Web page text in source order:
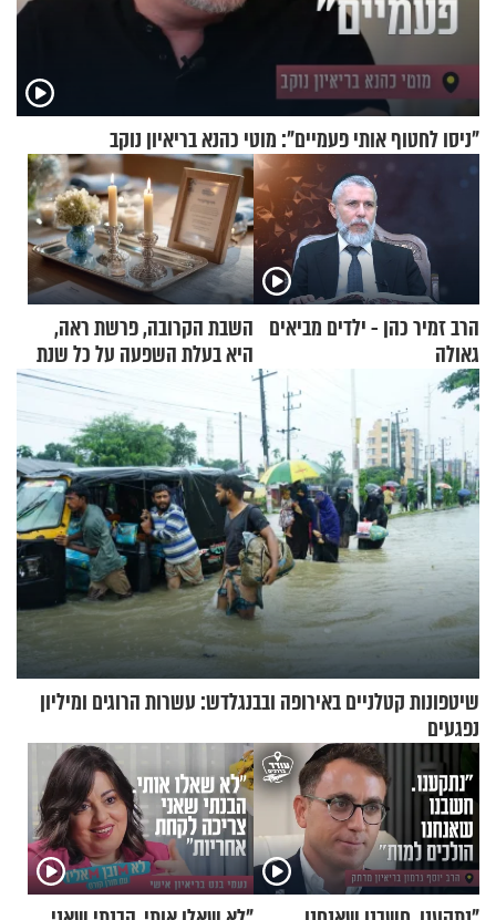
"ניסו לחטוף אותי פעמיים": מוטי כהנא בריאיון נוקב
הרב זמיר כהן - ילדים מביאים
גאולה
השבת הקרובה, פרשת ראה,
היא בעלת השפעה על כל שנת
תשפ"ז
שיטפונות קטלניים באירופה ובבנגלדש: עשרות הרוגים ומיליון
נפגעים